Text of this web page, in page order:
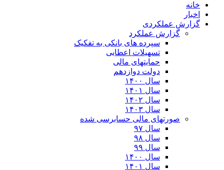
خانه
اخبار
گزارش عملکردی
گزارش عملکرد
سپرده های بانکی به تفکیک
تسهیلات اعطایی
حمایتهای مالی
دولت دوازدهم
سال ۱۴۰۰
سال ۱۴۰۱
سال ۱۴۰۲
سال ۱۴۰۳
صورتهای مالی حسابرسی شده
سال ۹۷
سال ۹۸
سال ۹۹
سال ۱۴۰۰
سال ۱۴۰۱